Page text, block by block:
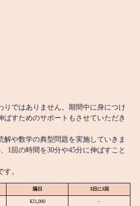
ではありません。期間中に身につけ
すためのサポートもさせていただき
や数学の典型問題を実施していきま
1回の時間を30分や45分に伸ばすこと
。
隔日 3日に1回
¥21,000 -